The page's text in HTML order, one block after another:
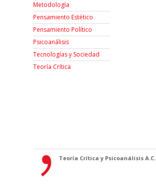
Metodología
Pensamiento Estético
Pensamiento Político
Psicoanálisis
Tecnologías y Sociedad
Teoría Crítica
Teoría Crítica y Psicoanálisis A.C.